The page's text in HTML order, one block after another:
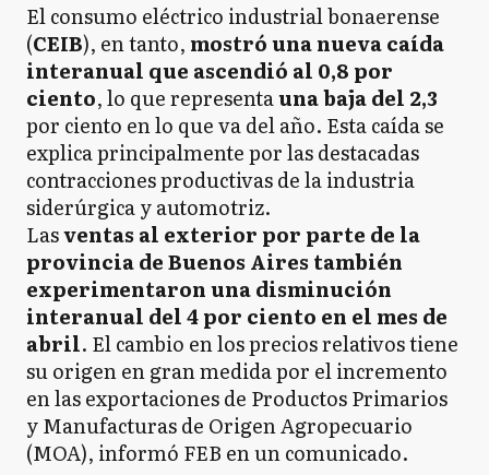
El consumo eléctrico industrial bonaerense
(CEIB), en tanto, mostró una nueva caída
interanual que ascendió al 0,8 por
ciento, lo que representauna baja del 2,3
por ciento en lo que va del año. Esta caída se
explica principalmente por las destacadas
contracciones productivas de la industria
siderúrgica y automotriz.
Lasventas al exterior por parte de la
provincia de Buenos Aires también
experimentaron una disminución
interanual del 4 por ciento en el mes de
abril. El cambio en los precios relativos tiene
su origen en gran medida por el incremento
en las exportaciones de Productos Primarios
y Manufacturas de Origen Agropecuario
(MOA), informó FEB en un comunicado.